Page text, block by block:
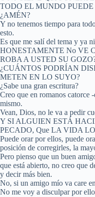
TODO EL MUNDO
¿AMÉN?
Y no tenemos tiempo para
esto.
Es que me salí del tema y ya
HONESTAMENTE No VE
ROBA A USTED SU
¿CUÁNTOS PODRÍAN
METEN EN LO SUYO?
¿Sabe una gran escritura?
Creo que en romanos catorce
mismo.
Vean, Dios, no le va a pedir
Y SI ALGUIEN ESTÁ
PECADO, Que LA VIDA
Puede orar por ellos, puede
posición de corregirles, la
Pero pienso que un buen
que está abierto, no creo que
y decir más bien.
No, si un amigo mío va care
No me voy a disculpar por